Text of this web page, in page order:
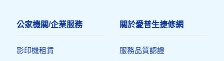
公家機關/企業服務
影印機租賃
關於愛普生捷修網
服務品質認證